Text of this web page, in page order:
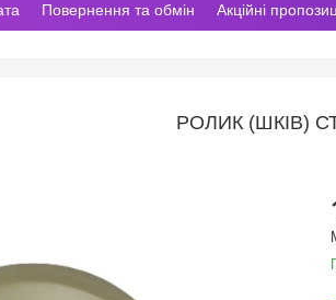
Повернення та обмін Акційні
РОЛИК (ШКІВ)